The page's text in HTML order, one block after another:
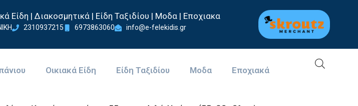
Είδη | Διακοσμητικά | Είδη Ταξιδίου | Μοδα | Εποχιακα
2310937215 6973863060 info@e-felekidis.gr
Οικιακά Είδη Είδη Ταξιδίου Μοδα Eποχιακά